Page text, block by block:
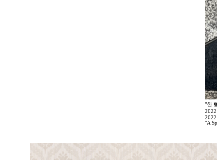
"한
"A